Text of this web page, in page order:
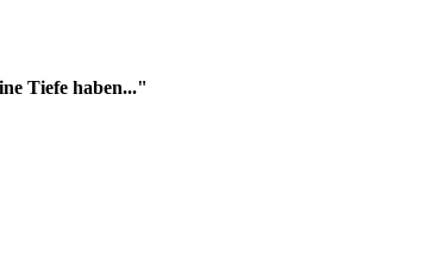
Tiefe haben..."